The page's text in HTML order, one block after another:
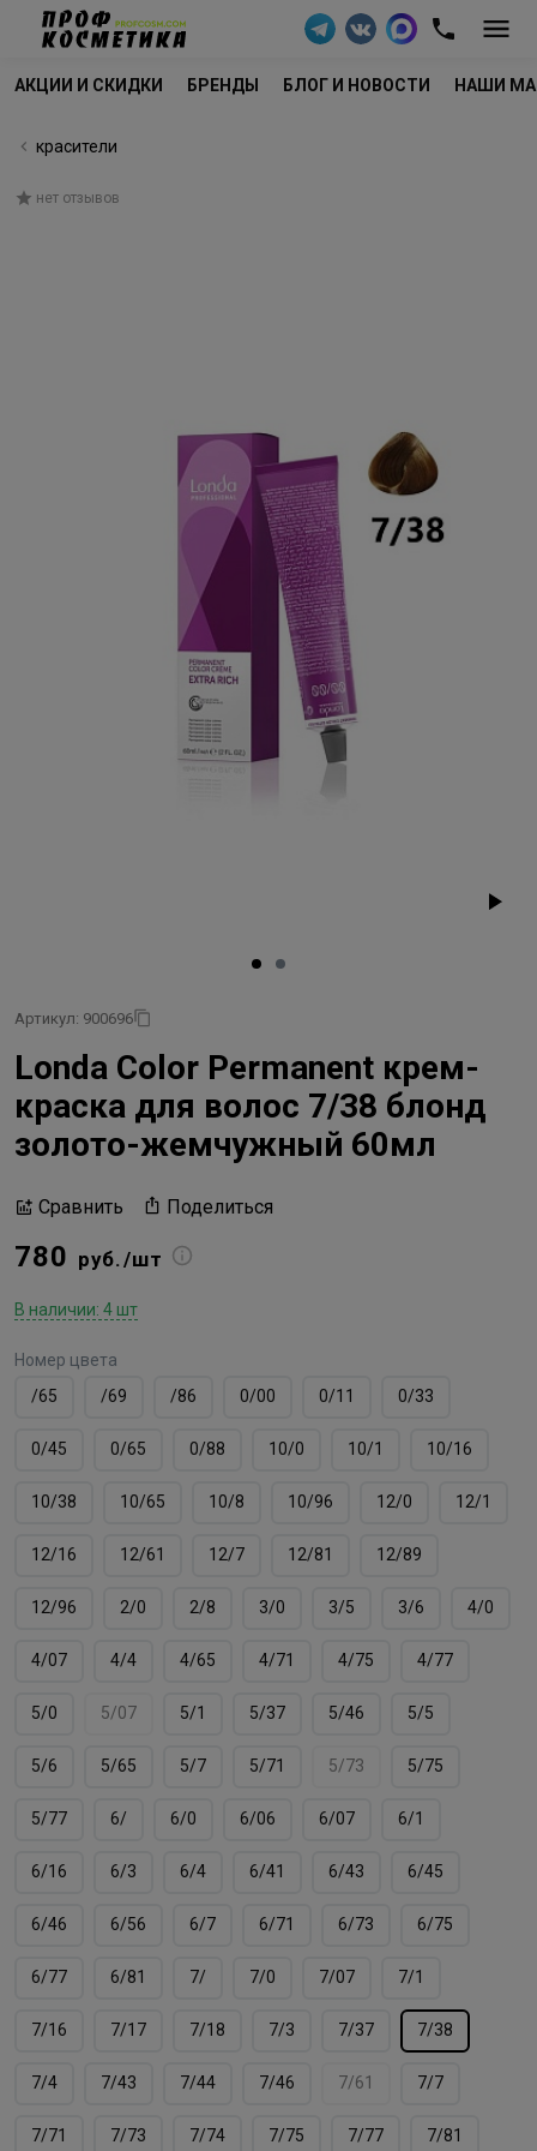
АКЦИИ И СКИДКИ БРЕНДЫ БЛОГ И НОВОСТИ НАШИ
красители
нет отзывов
Артикул: 900696
Londa Color Permanent крем-
краска для волос 7/38 блонд
золото-жемчужный 60мл
Сравнить Поделиться
780 руб./шт
В наличии: 4 шт
Номер цвета
/65
/69 /86 0/00 0/11 0/33
0/45 0/65 0/88 10/0 10/1 10/16
10/38 10/65 10/8 10/96 12/0 12/1
12/16 12/61 12/7 12/81 12/89
12/96 2/0 2/8 3/0 3/5 3/6 4/0
4/07 4/4 4/65 4/71 4/75 4/77
5/0 5/07 5/1 5/37 5/46 5/5
5/6 5/65 5/7 5/71 5/73 5/75
5/77 6/ 6/0 6/06 6/07 6/1
6/16 6/3 6/4 6/41 6/43 6/45
6/46 6/56 6/7 6/71 6/73 6/75
6/77 6/81 7/ 7/0 7/07 7/1
7/16 7/17 7/18 7/3 7/37 7/38
7/4 7/43 7/44 7/46 7/61 7/7
7/71 7/73 7/74 7/75 7/77 7/81